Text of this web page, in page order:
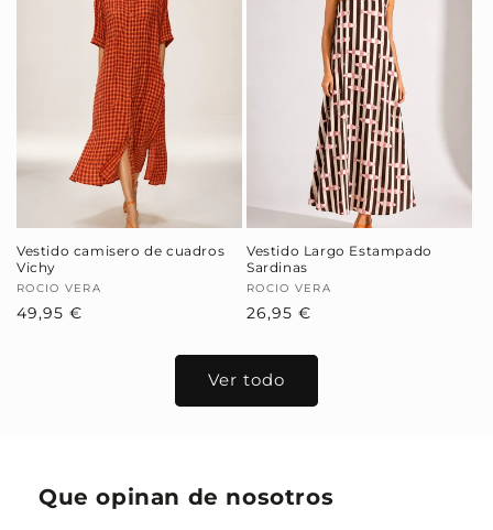
Vestido camisero de cuadros
Vichy
Proveedor:
ROCIO VERA
Precio
49,95 €
Vestido Largo Estampado
Sardinas
Proveedor:
ROCIO VERA
Precio
26,95 €
Ver todo
Que opinan de nosotros